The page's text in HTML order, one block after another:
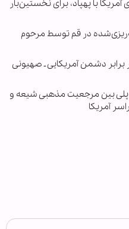
با پهپاد، برای نخستین‌بار
در قم توسط مرحوم
دشمن آمریکایی ـ صهیونی
پلی بین مرجعیت مذهبی شیعه و
آمریکا